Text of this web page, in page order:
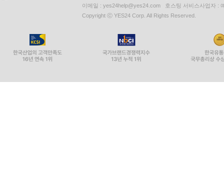
이메일 : yes24help@yes24.com 호스팅 서비스사업자 :
Copyright ⓒ YES24 Corp. All Rights Reserved.